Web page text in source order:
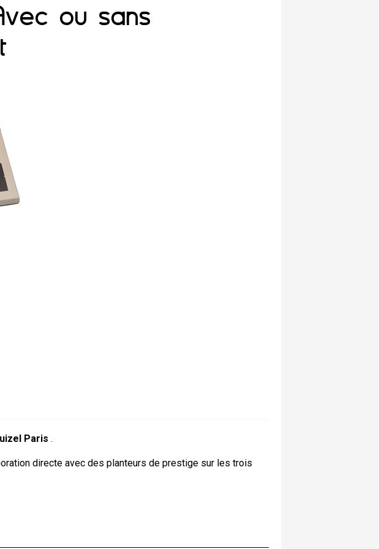
ou sans
Paris .
directe avec des planteurs de prestige sur les trois